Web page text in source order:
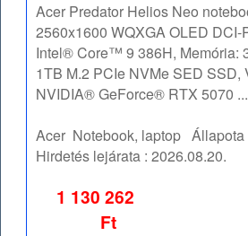
Acer Predator Helios Neo
2560x1600 WQXGA OLED DCI-
Intel® Core™ 9 386H, Memória:
1TB M.2 PCIe NVMe SED SSD,
NVIDIA® GeForce® RTX 5070 ...
Acer Notebook, laptop Állapota
Hirdetés lejárata :2026.08.20.
1 130 262
Ft